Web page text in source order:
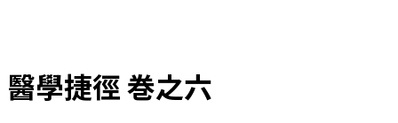
醫學捷徑 巻之六